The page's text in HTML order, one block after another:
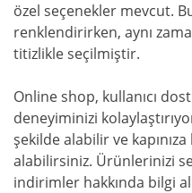
özel seçenekler mevcut.
renklendirirken, aynı
titizlikle seçilmiştir.
Online shop, kullanıcı
deneyiminizi
şekilde alabilir ve
alabilirsiniz. Ürünlerinizi
indirimler hakkında bilgi